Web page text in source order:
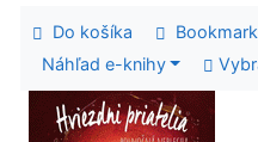
Do košíka Bookmark
Náhľad e-knihy